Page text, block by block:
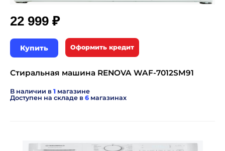
22 999 ₽
Купить Оформить кредит
Стиральная машина RENOVA WAF-7012SM91
В наличии в 1 магазине
Доступен на складе в 6 магазинах